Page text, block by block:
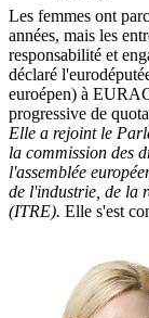
Les femmes ont
années, mais les
responsabilité et
déclaré
euroépen) à
progressive de
Elle a rejoint le
la commission des
l'assemblée
de l'industrie, de la
(ITRE). Elle s'est